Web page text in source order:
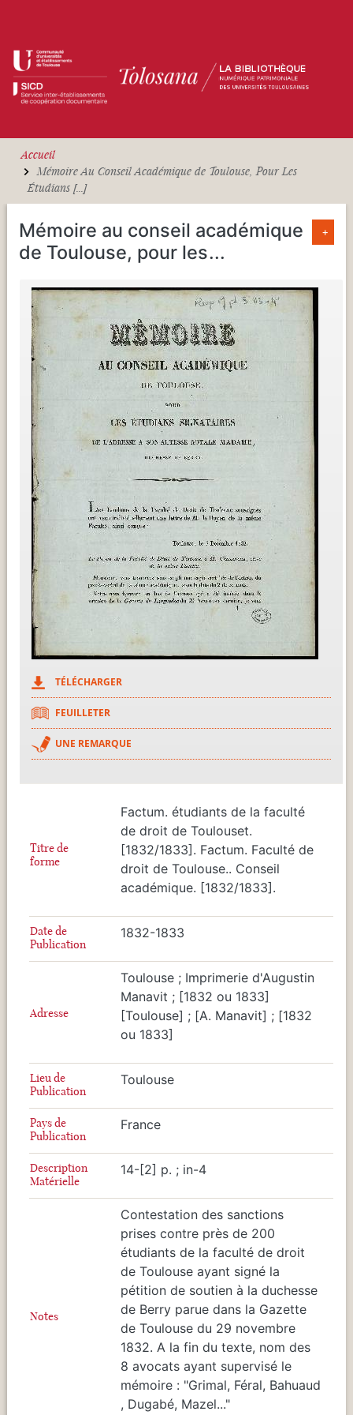
Accueil
Mémoire Au Conseil Académique de Toulouse, Pour Les
Étudians [...]
Mémoire au conseil académique
de Toulouse, pour les...
+
TÉLÉCHARGER
FEUILLETER
UNE REMARQUE
Titre de
forme
Factum. étudiants de la faculté
de droit de Toulouset.
[1832/1833]. Factum. Faculté de
droit de Toulouse.. Conseil
académique. [1832/1833].
Date de
Publication
1832-1833
Adresse
Toulouse ; Imprimerie d'Augustin
Manavit ; [1832 ou 1833]
[Toulouse] ; [A. Manavit] ; [1832
ou 1833]
Lieu de
Publication
Toulouse
Pays de
Publication
France
Description
Matérielle
14-[2] p. ; in-4
Notes
Contestation des sanctions
prises contre près de 200
étudiants de la faculté de droit
de Toulouse ayant signé la
pétition de soutien à la duchesse
de Berry parue dans la Gazette
de Toulouse du 29 novembre
1832. A la fin du texte, nom des
8 avocats ayant supervisé le
mémoire : "Grimal, Féral, Bahuaud
, Dugabé, Mazel..."